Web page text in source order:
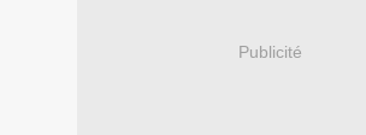
Publicité